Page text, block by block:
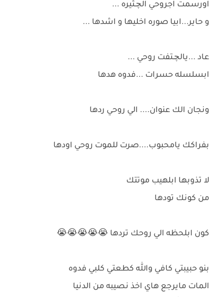
اورسمت اجروحي الچـثيره ...
و حاير...ابيا صوره اخليها و اشدها ...
عاد ...يالچـتفت روحي ...
ابسلسله حسرات ...فدوه هدها
ونجان الك عنوان.... الي روحي ردها
بفراكك يامحبوب....صرت للموت روحي اودها
لا تذوبها ابلهيب موتتك
من كونك تودها
كون ابلحظه الي روحك تردها 😭😭😭😭😭
بنو حبيبتي كافي والله كطعتي كلبي فدوه
المات مايرجع هاي اخذ نصيبه من الدنيا